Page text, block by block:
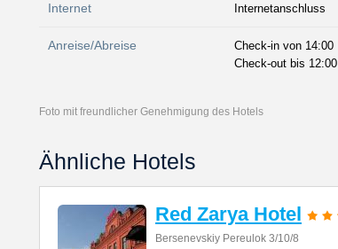
Internet Internetanschluss
Anreise/Abreise
Check-in von 14:00
Check-out bis 12:00
Foto mit freundlicher Genehmigung des Hotels
Ähnliche Hotels
Red Zarya Hotel
Bersenevskiy Pereulok 3/10/8